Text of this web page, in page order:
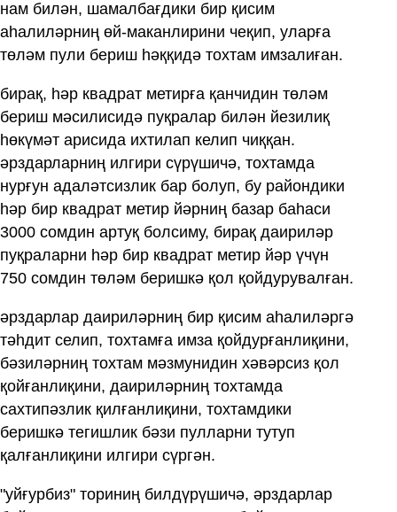
нам билән, шамалбағдики бир қисим
аһалиләрниң өй-маканлирини чеқип, уларға
төләм пули бериш һәққидә тохтам имзалиған.
бирақ, һәр квадрат метирға қанчидин төләм
бериш мәсилисидә пуқралар билән йезилиқ
һөкүмәт арисида ихтилап келип чиққан.
әрздарларниң илгири сүрүшичә, тохтамда
нурғун адаләтсизлик бар болуп, бу райондики
һәр бир квадрат метир йәрниң базар баһаси
3000 сомдин артуқ болсиму, бирақ даириләр
пуқраларни һәр бир квадрат метир йәр үчүн
750 сомдин төләм беришкә қол қойдурувалған.
әрздарлар даириләрниң бир қисим аһалиләргә
тәһдит селип, тохтамға имза қойдурғанлиқини,
бәзиләрниң тохтам мәзмунидин хәвәрсиз қол
қойғанлиқини, даириләрниң тохтамда
сахтипәзлик қилғанлиқини, тохтамдики
беришкә тегишлик бәзи пулларни тутуп
қалғанлиқини илгири сүргән.
"уйғурбиз" ториниң билдүрүшичә, әрздарлар